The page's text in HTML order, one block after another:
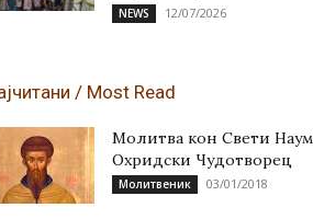
NEWS 12/07/2026
/ Most Read
Молитва кон Свети Наум
Охридски Чудотворец
Молитвеник 03/01/2018